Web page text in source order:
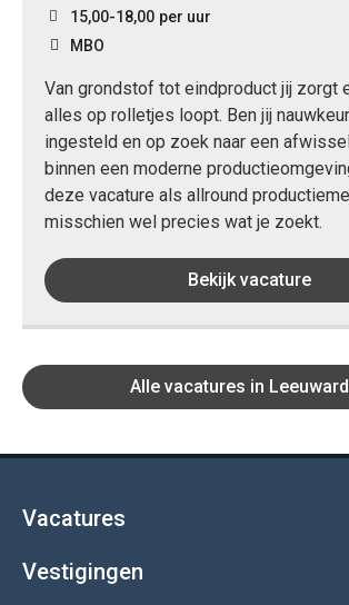
15,00-18,00 per uur
MBO
Van grondstof tot eindproduct jij zorgt
alles op rolletjes loopt. Ben jij
ingesteld en op zoek naar een
binnen een moderne
deze vacature als allround
misschien wel precies wat je zoekt.
Bekijk vacature
Alle vacatures in
Vacatures
Vestigingen